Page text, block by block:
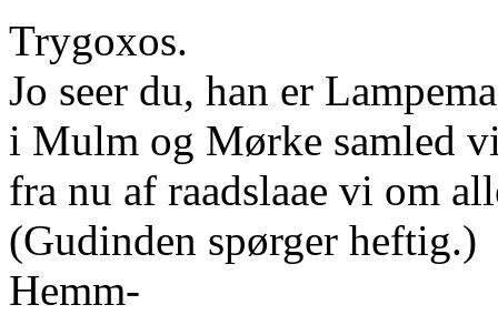
Trygoxos.
Jo seer du, han er
i Mulm og Mørke samled
fra nu af raadslaae vi om
(Gudinden spørger heftig.)
Hemm-